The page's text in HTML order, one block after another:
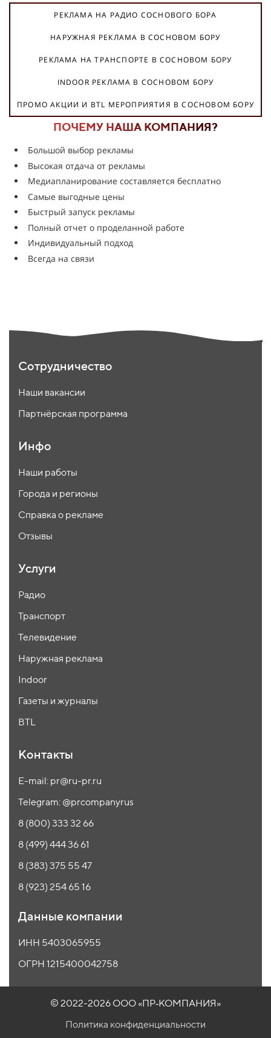
РЕКЛАМА НА РАДИО СОСНОВОГО БОРА
НАРУЖНАЯ РЕКЛАМА В СОСНОВОМ БОРУ
РЕКЛАМА НА ТРАНСПОРТЕ В СОСНОВОМ БОРУ
INDOOR РЕКЛАМА В СОСНОВОМ БОРУ
ПРОМО АКЦИИ И BTL МЕРОПРИЯТИЯ В СОСНОВОМ БОРУ
ПОЧЕМУ НАША КОМПАНИЯ?
Большой выбор рекламы
Высокая отдача от рекламы
Медиапланирование составляется бесплатно
Самые выгодные цены
Быстрый запуск рекламы
Полный отчет о проделанной работе
Индивидуальный подход
Всегда на связи
Сотрудничество
Наши вакансии
Партнёрская программа
Инфо
Наши работы
Города и регионы
Справка о рекламе
Отзывы
Услуги
Радио
Транспорт
Телевидение
Наружная реклама
Indoor
Газеты и журналы
BTL
Контакты
E-mail: pr@ru-pr.ru
Telegram: @prcompanyrus
8 (800) 333 32 66
8 (499) 444 36 61
8 (383) 375 55 47
8 (923) 254 65 16
Данные компании
ИНН 5403065955
ОГРН 1215400042758
© 2022-2026 ООО «ПР‑КОМПАНИЯ»
Политика конфиденциальности